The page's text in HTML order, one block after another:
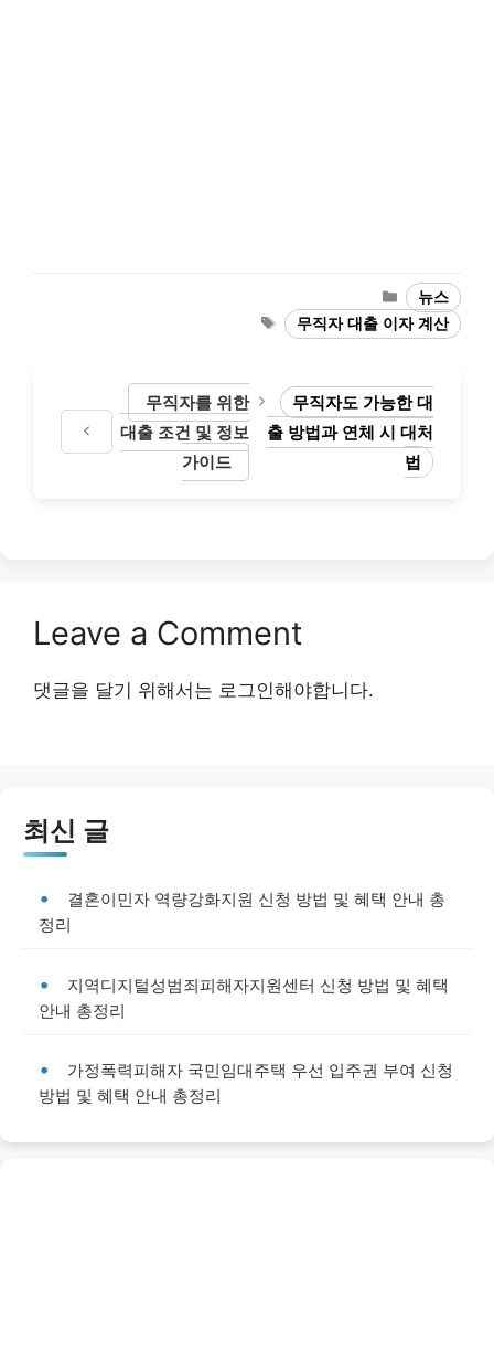
Categories
뉴스
Tags무직자 대출 이자 계산
무직자를 위한
대출 조건 및 정보
가이드
무직자도 가능한 대
출 방법과 연체 시 대처
법
Leave a Comment
댓글을 달기 위해서는 로그인해야합니다.
최신 글
결혼이민자 역량강화지원 신청 방법 및 혜택 안내 총
정리
지역디지털성범죄피해자지원센터 신청 방법 및 혜택
안내 총정리
가정폭력피해자 국민임대주택 우선 입주권 부여 신청
방법 및 혜택 안내 총정리